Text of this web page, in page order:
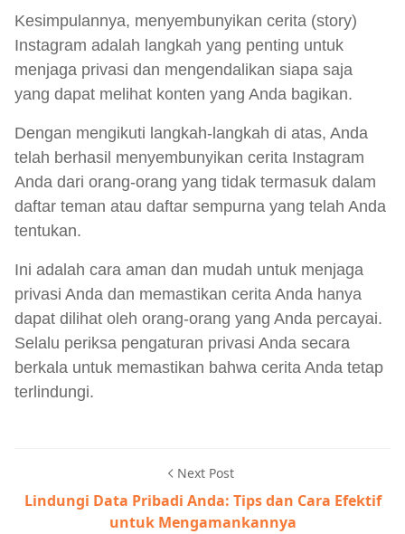
Kesimpulannya, menyembunyikan cerita (story)
Instagram adalah langkah yang penting untuk
menjaga privasi dan mengendalikan siapa saja
yang dapat melihat konten yang Anda bagikan.
Dengan mengikuti langkah-langkah di atas, Anda
telah berhasil menyembunyikan cerita Instagram
Anda dari orang-orang yang tidak termasuk dalam
daftar teman atau daftar sempurna yang telah Anda
tentukan.
Ini adalah cara aman dan mudah untuk menjaga
privasi Anda dan memastikan cerita Anda hanya
dapat dilihat oleh orang-orang yang Anda percayai.
Selalu periksa pengaturan privasi Anda secara
berkala untuk memastikan bahwa cerita Anda tetap
terlindungi.
Next Post
Lindungi Data Pribadi Anda: Tips dan Cara Efektif
untuk Mengamankannya